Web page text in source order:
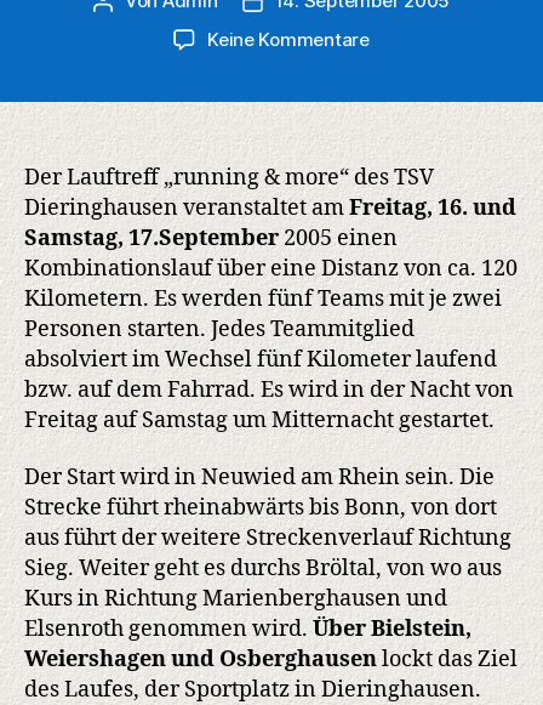
Keine Kommentarezu
&
more“
–
Das
sportliche
Highlight
für
die
gute
Sache
Der Lauftreff „running & more“ des TSV
Dieringhausen veranstaltet amFreitag, 16. und
Samstag, 17.September 2005 einen
Kombinationslauf über eine Distanz von ca. 120
Kilometern. Es werden fünf Teams mit je zwei
Personen starten. Jedes Teammitglied
absolviert im Wechsel fünf Kilometer laufend
bzw. auf dem Fahrrad. Es wird in der Nacht von
Freitag auf Samstag um Mitternacht gestartet.
Der Start wird in Neuwied am Rhein sein. Die
Strecke führt rheinabwärts bis Bonn, von dort
aus führt der weitere Streckenverlauf Richtung
Sieg. Weiter geht es durchs Bröltal, von wo aus
Kurs in Richtung Marienberghausen und
Elsenroth genommen wird.Über Bielstein,
Weiershagen und Osberghausenlockt das Ziel
des Laufes, der Sportplatz in Dieringhausen.